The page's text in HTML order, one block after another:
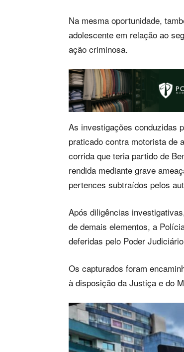
Na mesma oportunidade,
adolescente em relação ao
ação criminosa.
As investigações conduzidas
praticado contra motorista de
corrida que teria partido de
rendida mediante grave
pertences subtraídos pelos
Após diligências
de demais elementos, a
deferidas pelo Poder
Os capturados foram
à disposição da Justiça e do